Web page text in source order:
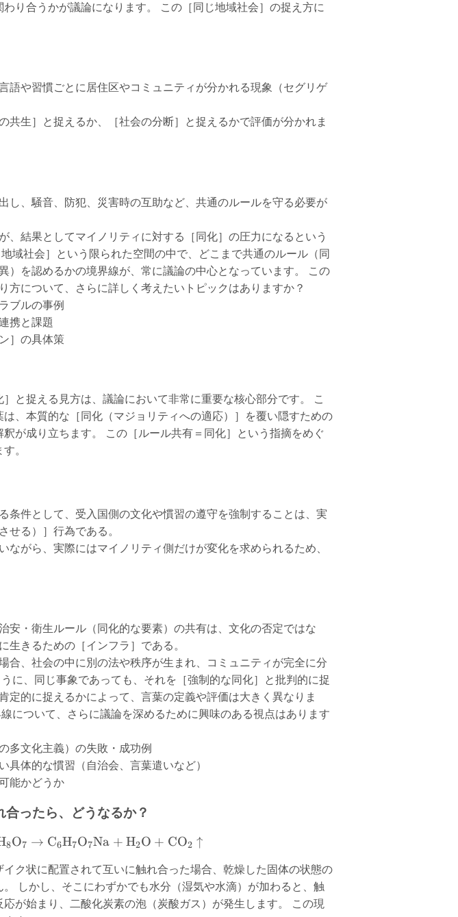
り合うかが議論になります。 この［同じ地域社会］の捉え方に
語や習慣ごとに居住区やコミュニティが分かれる現象（セグリゲ
共生］と捉えるか、［社会の分断］と捉えるかで評価が分かれま
し、騒音、防犯、災害時の互助など、共通のルールを守る必要が
、結果としてマイノリティに対する［同化］の圧力になるという
域社会］という限られた空間の中で、どこまで共通のルール（同
）を認めるかの境界線が、常に議論の中心となっています。 この
方について、さらに詳しく考えたいトピックはありますか？
ブルの事例
携と課題
］の具体策
と捉える見方は、議論において非常に重要な核心部分です。 こ
、本質的な［同化（マジョリティへの適応）］を覆い隠すための
が成り立ちます。 この［ルール共有＝同化］という指摘をめぐ
。
条件として、受入国側の文化や慣習の遵守を強制することは、実
せる）］行為である。
ながら、実際にはマイノリティ側だけが変化を求められるため、
安・衛生ルール（同化的な要素）の共有は、文化の否定ではな
生きるための［インフラ］である。
合、社会の中に別の法や秩序が生まれ、コミュニティが完全に分
に、同じ事象であっても、それを［強制的な同化］と批判的に捉
定的に捉えるかによって、言葉の定義や評価は大きく異なりま
について、さらに議論を深めるために興味のある視点はあります
多文化主義）の失敗・成功例
具体的な慣習（自治会、言葉遣いなど）
能かどうか
ったら、どうなるか？
\text{NaHCO}_3 + \text{C}_6\text{H}_8\text{O}_7
8O7 → C6H7O7Na + H2O + CO2 ↑
ク状に配置されて互いに触れ合った場合、乾燥した固体の状態の
しかし、そこにわずかでも水分（湿気や水滴）が加わると、触
が始まり、二酸化炭素の泡（炭酸ガス）が発生します。 この現